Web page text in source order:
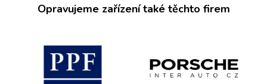
Opravujeme zařízení také těchto firem